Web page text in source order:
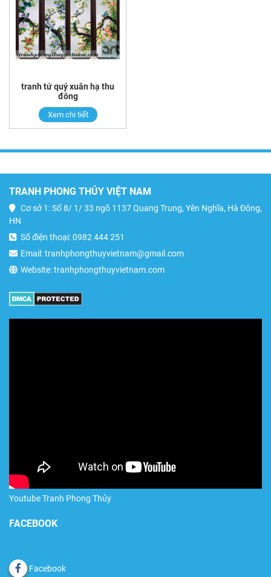
tranh tứ quý xuân hạ thu
đông
Xem chi tiết
TRANH PHONG THỦY VIỆT NAM
Cơ sở 1: Số 8/ 1/ 33 ngõ 1137 Quang Trung, Yên Nghĩa, Hà Đông,
HN
Số điện thoại: 0982 444 251
Email: tranhphongthuyvietnam@gmail.com
Website: tranhphongthuyvietnam.com
Youtube Tranh Phong Thủy
FACEBOOK
Facebook